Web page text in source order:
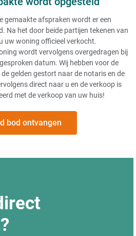
gemaakte afspraken wordt er een
Na het door beide partijen tekenen van
uw woning officieel verkocht.
wordt vervolgens overgedragen bij
datum. Wij hebben voor de
gelden gestort naar de notaris en de
direct naar u en de verkoop is
met de verkoop van uw huis!
bod ontvangen